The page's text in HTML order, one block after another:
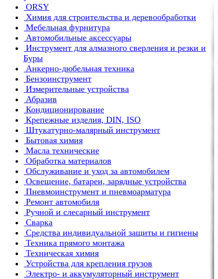
ORSY
Химия для строительства и деревообработки
Мебельная фурнитура
Автомобильные аксессуары
Инструмент для алмазного сверления и резки и
Буры
Анкерно-дюбельная техника
Бензоинструмент
Измерительные устройства
Абразив
Кондиционирование
Крепежные изделия, DIN, ISO
Штукатурно-малярный инструмент
Бытовая химия
Масла технические
Обработка материалов
Обслуживание и уход за автомобилем
Освещение, батареи, зарядные устройства
Пневмоинструмент и пневмоарматура
Ремонт автомобиля
Ручной и слесарный инструмент
Сварка
Средства индивидуальной защиты и гигиены
Техника прямого монтажа
Техническая химия
Устройства для крепления грузов
Электро- и аккумуляторный инструмент